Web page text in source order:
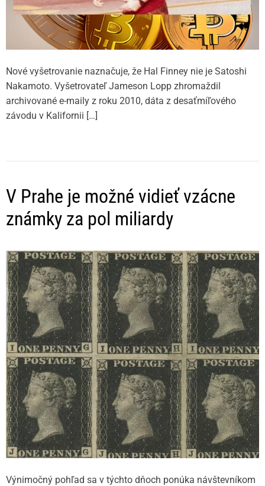
Nové vyšetrovanie naznačuje, že Hal Finney nie je Satoshi
Nakamoto. Vyšetrovateľ Jameson Lopp zhromaždil
archivované e-maily z roku 2010, dáta z desaťmíľového
závodu v Kalifornii […]
V Prahe je možné vidieť vzácne
známky za pol miliardy
Výnimočný pohľad sa v týchto dňoch ponúka návštevníkom